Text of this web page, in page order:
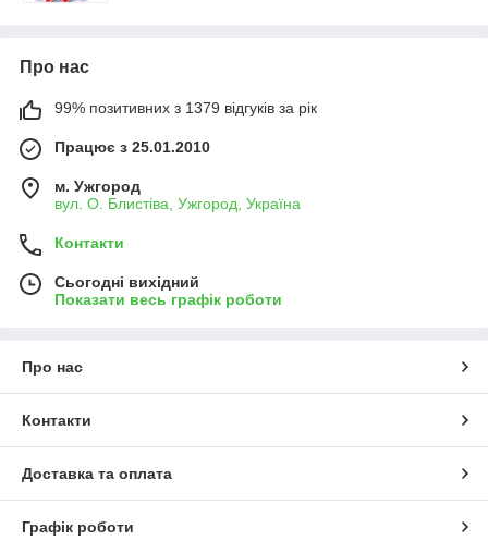
Про нас
99% позитивних з 1379 відгуків за рік
Працює з 25.01.2010
м. Ужгород
вул. О. Блистіва, Ужгород, Україна
Контакти
Сьогодні вихідний
Показати весь графік роботи
Про нас
Контакти
Доставка та оплата
Графік роботи